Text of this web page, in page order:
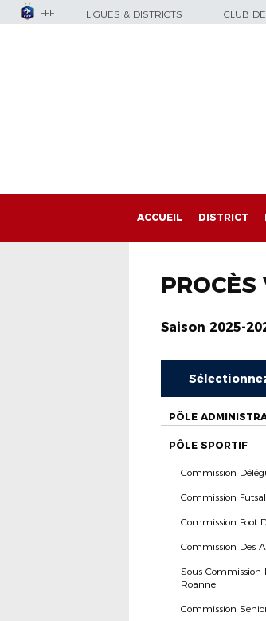
FFF LIGUES & DISTRICTS CLUB
ACCUEIL DISTRICT
Saison 2025-
PÔLE
PÔLE SPORTIF
Commission
Commission
Commission Foot
Commission Des
Sous-Commission
Roanne
Commission